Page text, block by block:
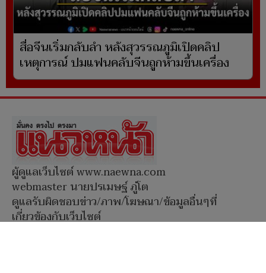
สื่อจีนเริ่มกลับลำ หลังสุวรรณภูมิเปิดคลิป
เหตุการณ์ ปมแฟนคลับจีนถูกห้ามขึ้นเครื่อง
ผู้ดูแลเว็บไซต์ www.naewna.com
webmaster นายปรเมษฐ์ ภู่โต
ดูแลรับผิดชอบข่าว/ภาพ/โฆษณา/ข้อมูลอื่นๆที่
เกี่ยวข้องกับเว็บไซต์